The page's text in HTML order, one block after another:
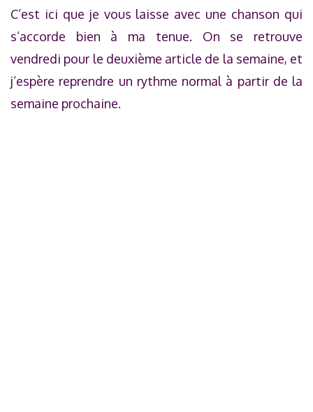
C’est ici que je vous laisse avec une chanson qui
s’accorde bien à ma tenue. On se retrouve
vendredi pour le deuxième article de la semaine, et
j’espère reprendre un rythme normal à partir de la
semaine prochaine.